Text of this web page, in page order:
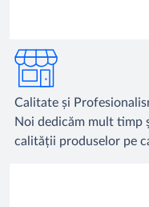
Calitate și
Noi dedicăm mult timp
calității produselor pe